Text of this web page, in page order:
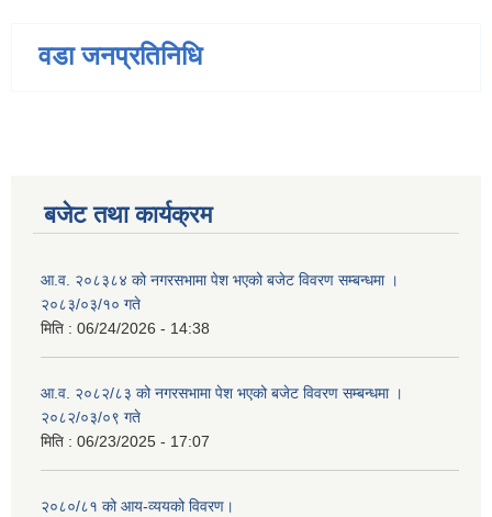
वडा जनप्रतिनिधि
बजेट तथा कार्यक्रम
आ.व. २०८३८४ को नगरसभामा पेश भएको बजेट विवरण सम्बन्धमा ।
२०८३/०३/१० गते
मिति : 06/24/2026 - 14:38
आ.व. २०८२/८३ को नगरसभामा पेश भएको बजेट विवरण सम्बन्धमा ।
२०८२/०३/०९ गते
मिति : 06/23/2025 - 17:07
२०८०/८१ को आय-व्ययको विवरण।